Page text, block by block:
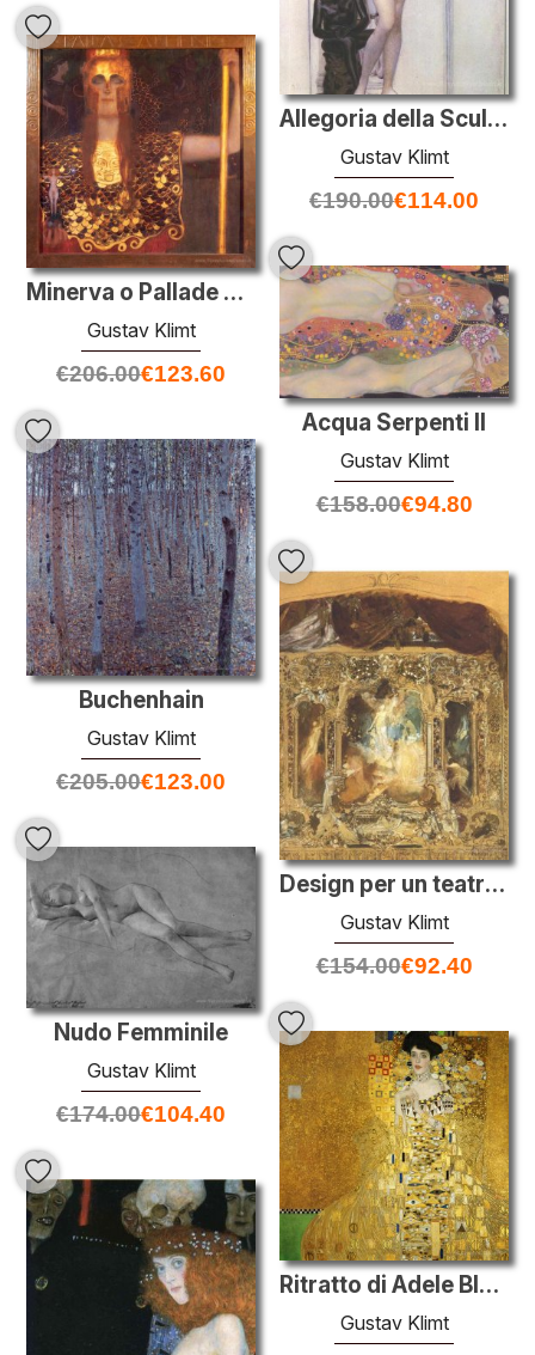
Allegoria della Scultura
Gustav Klimt
€190.00€114.00
Minerva o Pallade Atena
Gustav Klimt
€206.00€123.60
Acqua Serpenti II
Gustav Klimt
€158.00€94.80
Buchenhain
Gustav Klimt
€205.00€123.00
Design per un teatro tenda
Gustav Klimt
€154.00€92.40
Nudo Femminile
Gustav Klimt
€174.00€104.40
Ritratto di Adele Bloch-Bauer I
Gustav Klimt